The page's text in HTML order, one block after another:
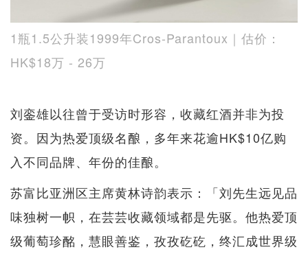
1瓶1.5公升装1999年Cros-Parantoux｜估价：
HK$18万 - 26万
刘銮雄以往曾于受访时形容，收藏红酒并非为投
资。因为热爱顶级名酿，多年来花逾HK$10亿购
入不同品牌、年份的佳酿。
苏富比亚洲区主席黄林诗韵表示：「刘先生远见品
味独树一帜，在芸芸收藏领域都是先驱。他热爱顶
级葡萄珍酩，慧眼善鉴，孜孜矻矻，终汇成世界级